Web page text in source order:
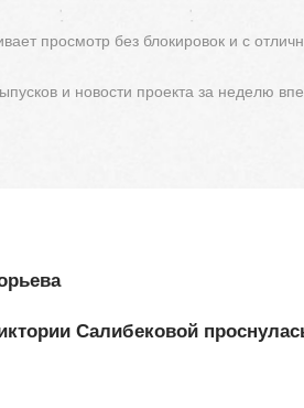
просмотр без блокировок и с
и новости проекта за неделю
Салибековой